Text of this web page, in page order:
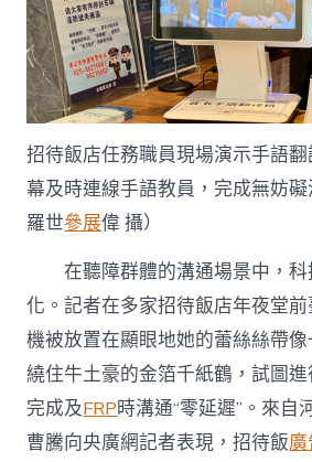
招待飯店任務職員現場演示手語
幕及時連線手語教員，完成無妨
羅世參展偉 攝）
在聽障群體的溝通場景中，科
化。記者在多家招待飯店年夜堂
機被放置在顯眼地她的蕾絲絲帶
繞住牛土豪的金箔千紙鶴，試圖進
完成及FRP時溝通“零延遲”。來自
曹騰向央廣網記者表現，招待飯